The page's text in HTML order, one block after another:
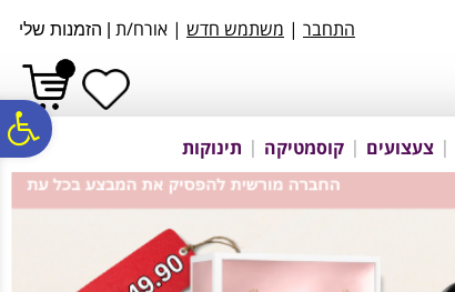
נגישות
אתר
המרכזי
התחבר | משתמש חדש | אורח/ת הזמנות שלי
צעצועים קוסמטיקה תינוקות